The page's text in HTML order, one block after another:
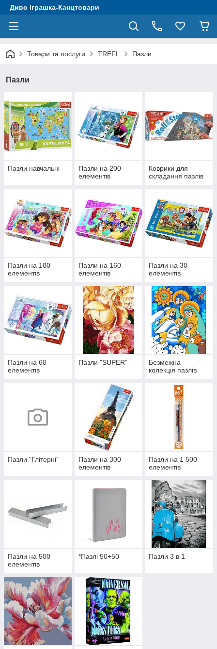
Диво Іграшка-Канцтовари
Товари та послуги TREFL Пазли
Пазли
Пазли навчальні
Пазли на 200
елементів
Коврики для
складання пазлів
Пазли на 100
елементів
Пазли на 160
елементів
Пазли на 30
елементів
Пазли на 60
елементів
Пазли "SUPER"
Безмежна
колекція пазлів
Пазли "Глітерні"
Пазли на 300
елементів
Пазли на 1 500
елементів
Пазли на 500
елементів
*Пазлі 50+50 Пазли 3 в 1